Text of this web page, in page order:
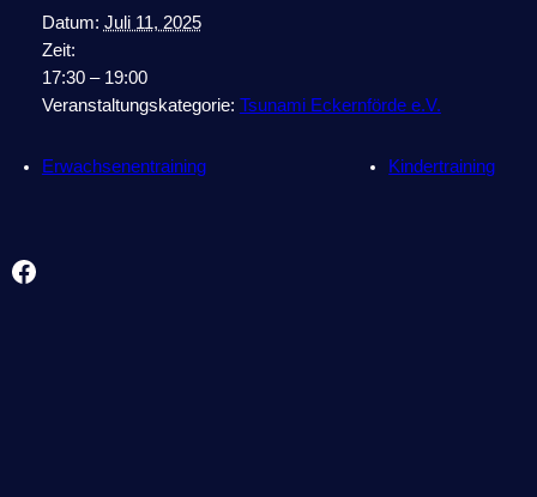
Datum: Juli 11, 2025
Zeit:
17:30 – 19:00
Veranstaltungskategorie: Tsunami Eckernförde e.V.
Erwachsenentraining Kindertraining
Facebook